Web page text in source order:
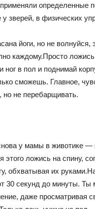
определенные
зверей, в физических
йоги, но не волнуйся,
каждому.Просто ложись
ног в пол и поднимай
сможешь. Главное,
не перебарщивать.
у мамы в животике —
этого ложись на спину,
обхватывая их
30 секунд до минуты.
даже просматривая